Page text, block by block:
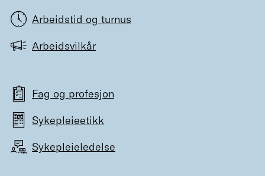
Arbeidstid og turnus
Arbeidsvilkår
Fag og profesjon
Sykepleieetikk
Sykepleieledelse